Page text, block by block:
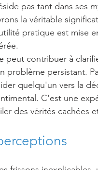
pas tant dans ses
la véritable
pratique est mise
peut contribuer à
problème persistant.
quelqu'un vers la
C'est une
des vérités cachées